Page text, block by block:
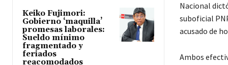
Keiko Fujimori:
Gobierno ‘maquilla’
promesas laborales:
Sueldo mínimo
fragmentado y
feriados
reacomodados
Nacional
suboficial
acusado de
Ambos